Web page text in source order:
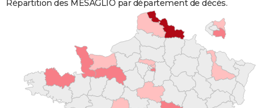
Répartition des MESAGLIO par département de décès.